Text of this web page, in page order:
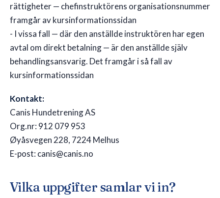
rättigheter — chefinstruktörens organisationsnummer
framgår av kursinformationssidan
- I vissa fall — där den anställde instruktören har egen
avtal om direkt betalning — är den anställde själv
behandlingsansvarig. Det framgår i så fall av
kursinformationssidan
Kontakt:
Canis Hundetrening AS
Org.nr: 912 079 953
Øyåsvegen 228, 7224 Melhus
E-post: canis@canis.no
Vilka uppgifter samlar vi in?